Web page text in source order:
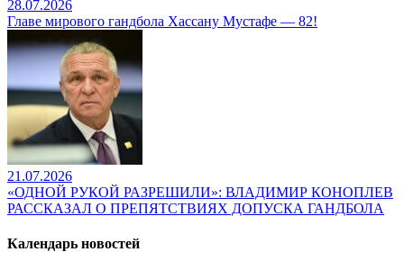
28.07.2026
Главе мирового гандбола Хассану Мустафе — 82!
21.07.2026
«ОДНОЙ РУКОЙ РАЗРЕШИЛИ»: ВЛАДИМИР КОНОПЛЕВ
РАССКАЗАЛ О ПРЕПЯТСТВИЯХ ДОПУСКА ГАНДБОЛА
Календарь новостей